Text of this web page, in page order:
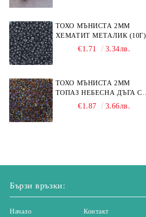
Хулит
Син авентурин
Зелен авентурин
Ахат на черни ивици
Ахат
Бразилски содалит
Леопардов яспис
елементи
Глазиран метал
Метални мъниста Bali
Панделки
Филц
Текстилни верижки
Канап
Декоративни шнурове
ТОХО МЪНИСТА 2ММ
ХЕМАТИТ МЕТАЛИК (10Г)
€1.71 3.34лв.
ТОХО МЪНИСТА 2ММ
ТОПАЗ НЕБЕСНА ДЪГА С
ЧЕРЕН КАНТ (10Г)
€1.87 3.66лв.
Бързи връзки:
Начало Контакт